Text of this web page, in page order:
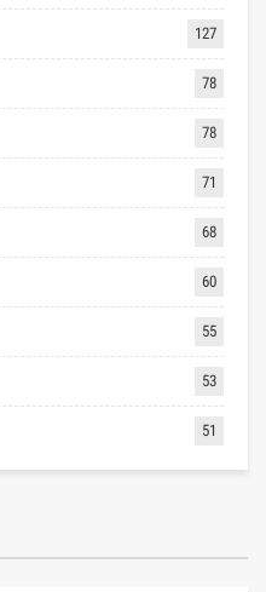
127
78
78
71
68
60
55
53
51